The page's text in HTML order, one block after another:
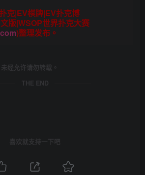
克|EV棋牌|EV扑克博
版|WSOP世界扑克大赛
)整理发布。
经允许请勿转载。
THE END
喜欢就支持一下吧